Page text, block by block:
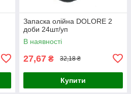
Запаска олійна DOLORE 2
доби 24шт/уп
В наявності
27,67 ₴ 32,18 ₴
Купити